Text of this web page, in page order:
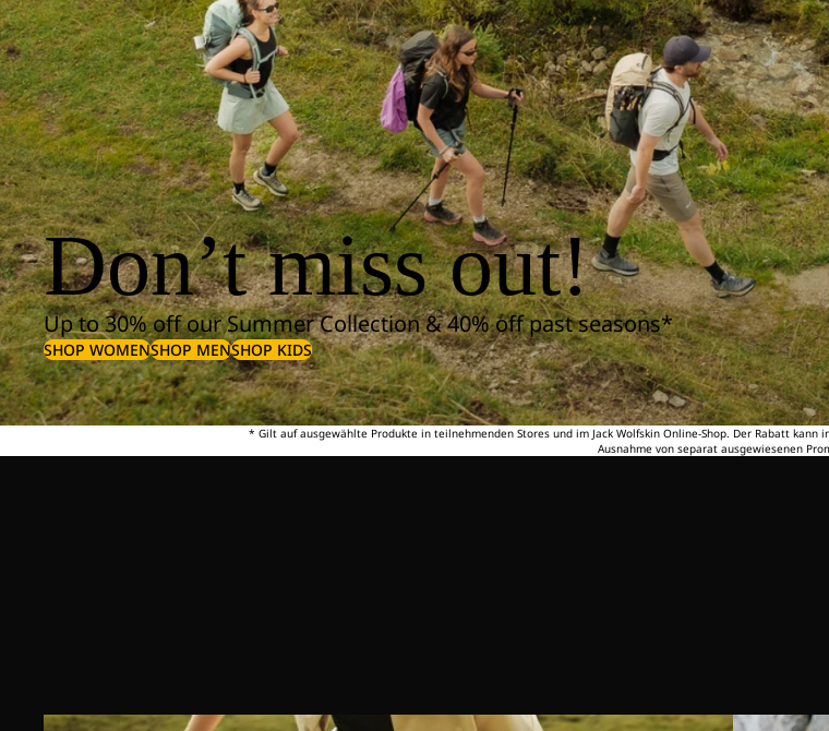
Don’t miss out!
Up to 30% off our Summer Collection & 40% off past seasons*
SHOP WOMENSHOP MENSHOP KIDS
* Gilt auf ausgewählte Produkte in teilnehmenden Stores und im Jack Wolfskin Online-Shop. Der Rabatt
Ausnahme von separat ausgewiesenen